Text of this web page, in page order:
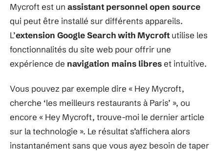
Mycroft est un assistant personnel open source
qui peut être installé sur différents appareils.
L’extension Google Search with Mycroft utilise les
fonctionnalités du site web pour offrir une
expérience de navigation mains libreset intuitive.
Vous pouvez par exemple dire « Hey Mycroft,
cherche ‘les meilleurs restaurants à Paris’ », ou
encore « Hey Mycroft, trouve-moi le dernier article
sur la technologie ». Le résultat s’affichera alors
instantanément sans que vous ayez besoin de taper